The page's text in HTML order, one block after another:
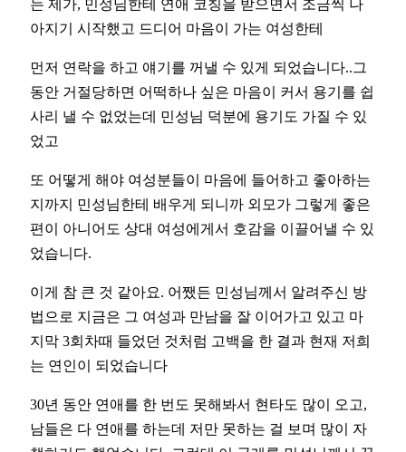
는 제가, 민성님한테 연애 코칭을 받으면서 조금씩 나
아지기 시작했고 드디어 마음이 가는 여성한테
먼저 연락을 하고 얘기를 꺼낼 수 있게 되었습니다..그
동안 거절당하면 어떡하나 싶은 마음이 커서 용기를 쉽
사리 낼 수 없었는데 민성님 덕분에 용기도 가질 수 있
었고
또 어떻게 해야 여성분들이 마음에 들어하고 좋아하는
지까지 민성님한테 배우게 되니까 외모가 그렇게 좋은
편이 아니어도 상대 여성에게서 호감을 이끌어낼 수 있
었습니다.
이게 참 큰 것 같아요. 어쨌든 민성님께서 알려주신 방
법으로 지금은 그 여성과 만남을 잘 이어가고 있고 마
지막 3회차때 들었던 것처럼 고백을 한 결과 현재 저희
는 연인이 되었습니다
30년 동안 연애를 한 번도 못해봐서 현타도 많이 오고,
남들은 다 연애를 하는데 저만 못하는 걸 보며 많이 자